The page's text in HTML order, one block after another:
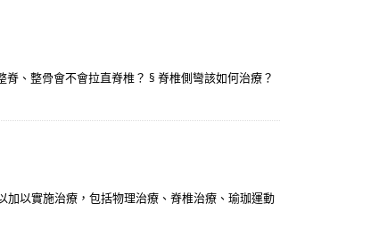
、整骨會不會拉直脊椎？ § 脊椎側彎該如何治療？
以實施治療，包括物理治療、脊椎治療、瑜珈運動